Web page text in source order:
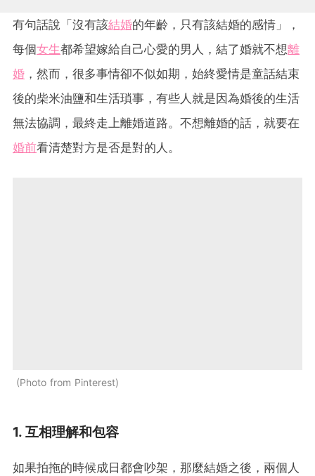
有句話說「沒有該結婚的年齡，只有該結婚的感情」，
每個女生都希望嫁給自己心愛的男人，結了婚就不想離
婚 ，然而，很多事情卻不似如期，始終愛情是童話結束
後的柴米油鹽和生活瑣事，有些人就是因為婚後的生活
無法協調，最終走上離婚道路。不想離婚的話，就要在
婚前看清楚對方是否是對的人。
Photo from Pinterest
1. 互相理解和包容
如果拍拖的時候成日都會吵架，那麼結婚之後，兩個人